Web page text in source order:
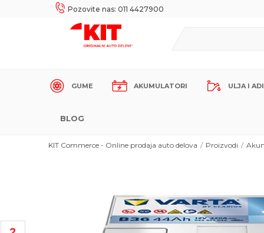
Pozovite nas: 011 4427900
SIGURNO PLAĆANJE PLATNIM KARTICAMA!
GUME AKUMULATORI ULJA I
BLOG
KIT Commerce - Online prodaja auto delova Proizvodi